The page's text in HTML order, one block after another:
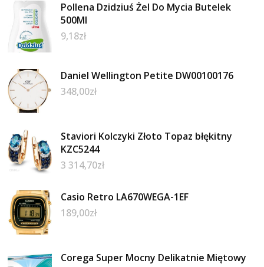
Pollena Dzidziuś Żel Do Mycia Butelek
500Ml
9,18zł
Daniel Wellington Petite DW00100176
348,00zł
Staviori Kolczyki Złoto Topaz błękitny
KZC5244
3 314,70zł
Casio Retro LA670WEGA-1EF
189,00zł
Corega Super Mocny Delikatnie Miętowy